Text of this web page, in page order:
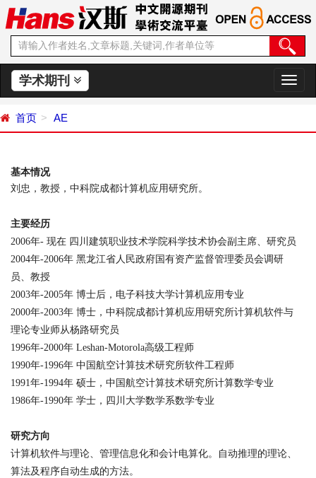
学术期刊
切
换
首页 AE
基本情况
刘忠，教授，中科院成都计算机应用研究所。
主要经历
2006年- 现在 四川建筑职业技术学院科学技术协会副主席、研究员
2004年-2006年 黑龙江省人民政府国有资产监督管理委员会调研
员、教授
2003年-2005年 博士后，电子科技大学计算机应用专业
2000年-2003年 博士，中科院成都计算机应用研究所计算机软件与
理论专业师从杨路研究员
1996年-2000年 Leshan-Motorola高级工程师
1990年-1996年 中国航空计算技术研究所软件工程师
1991年-1994年 硕士，中国航空计算技术研究所计算数学专业
1986年-1990年 学士，四川大学数学系数学专业
研究方向
计算机软件与理论、管理信息化和会计电算化。自动推理的理论、
算法及程序自动生成的方法。